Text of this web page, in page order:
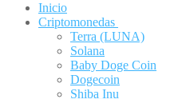
Inicio
Criptomonedas
Terra (LUNA)
Solana
Baby Doge Coin
Dogecoin
Shiba Inu